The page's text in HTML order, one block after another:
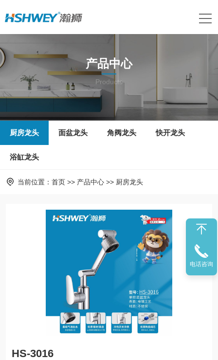
产品中心
Products
厨房龙头 面盆龙头 角阀龙头 快开龙头
浴缸龙头
当前位置： 首页 >> 产品中心 >> 厨房龙头
HS-3016
电话咨询